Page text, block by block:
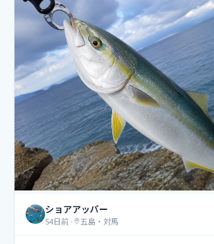
ショアアッパー
54日前 · 五島・対馬